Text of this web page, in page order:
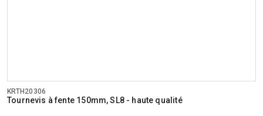
KRTH20306
Tournevis à fente 150mm, SL8 - haute qualité